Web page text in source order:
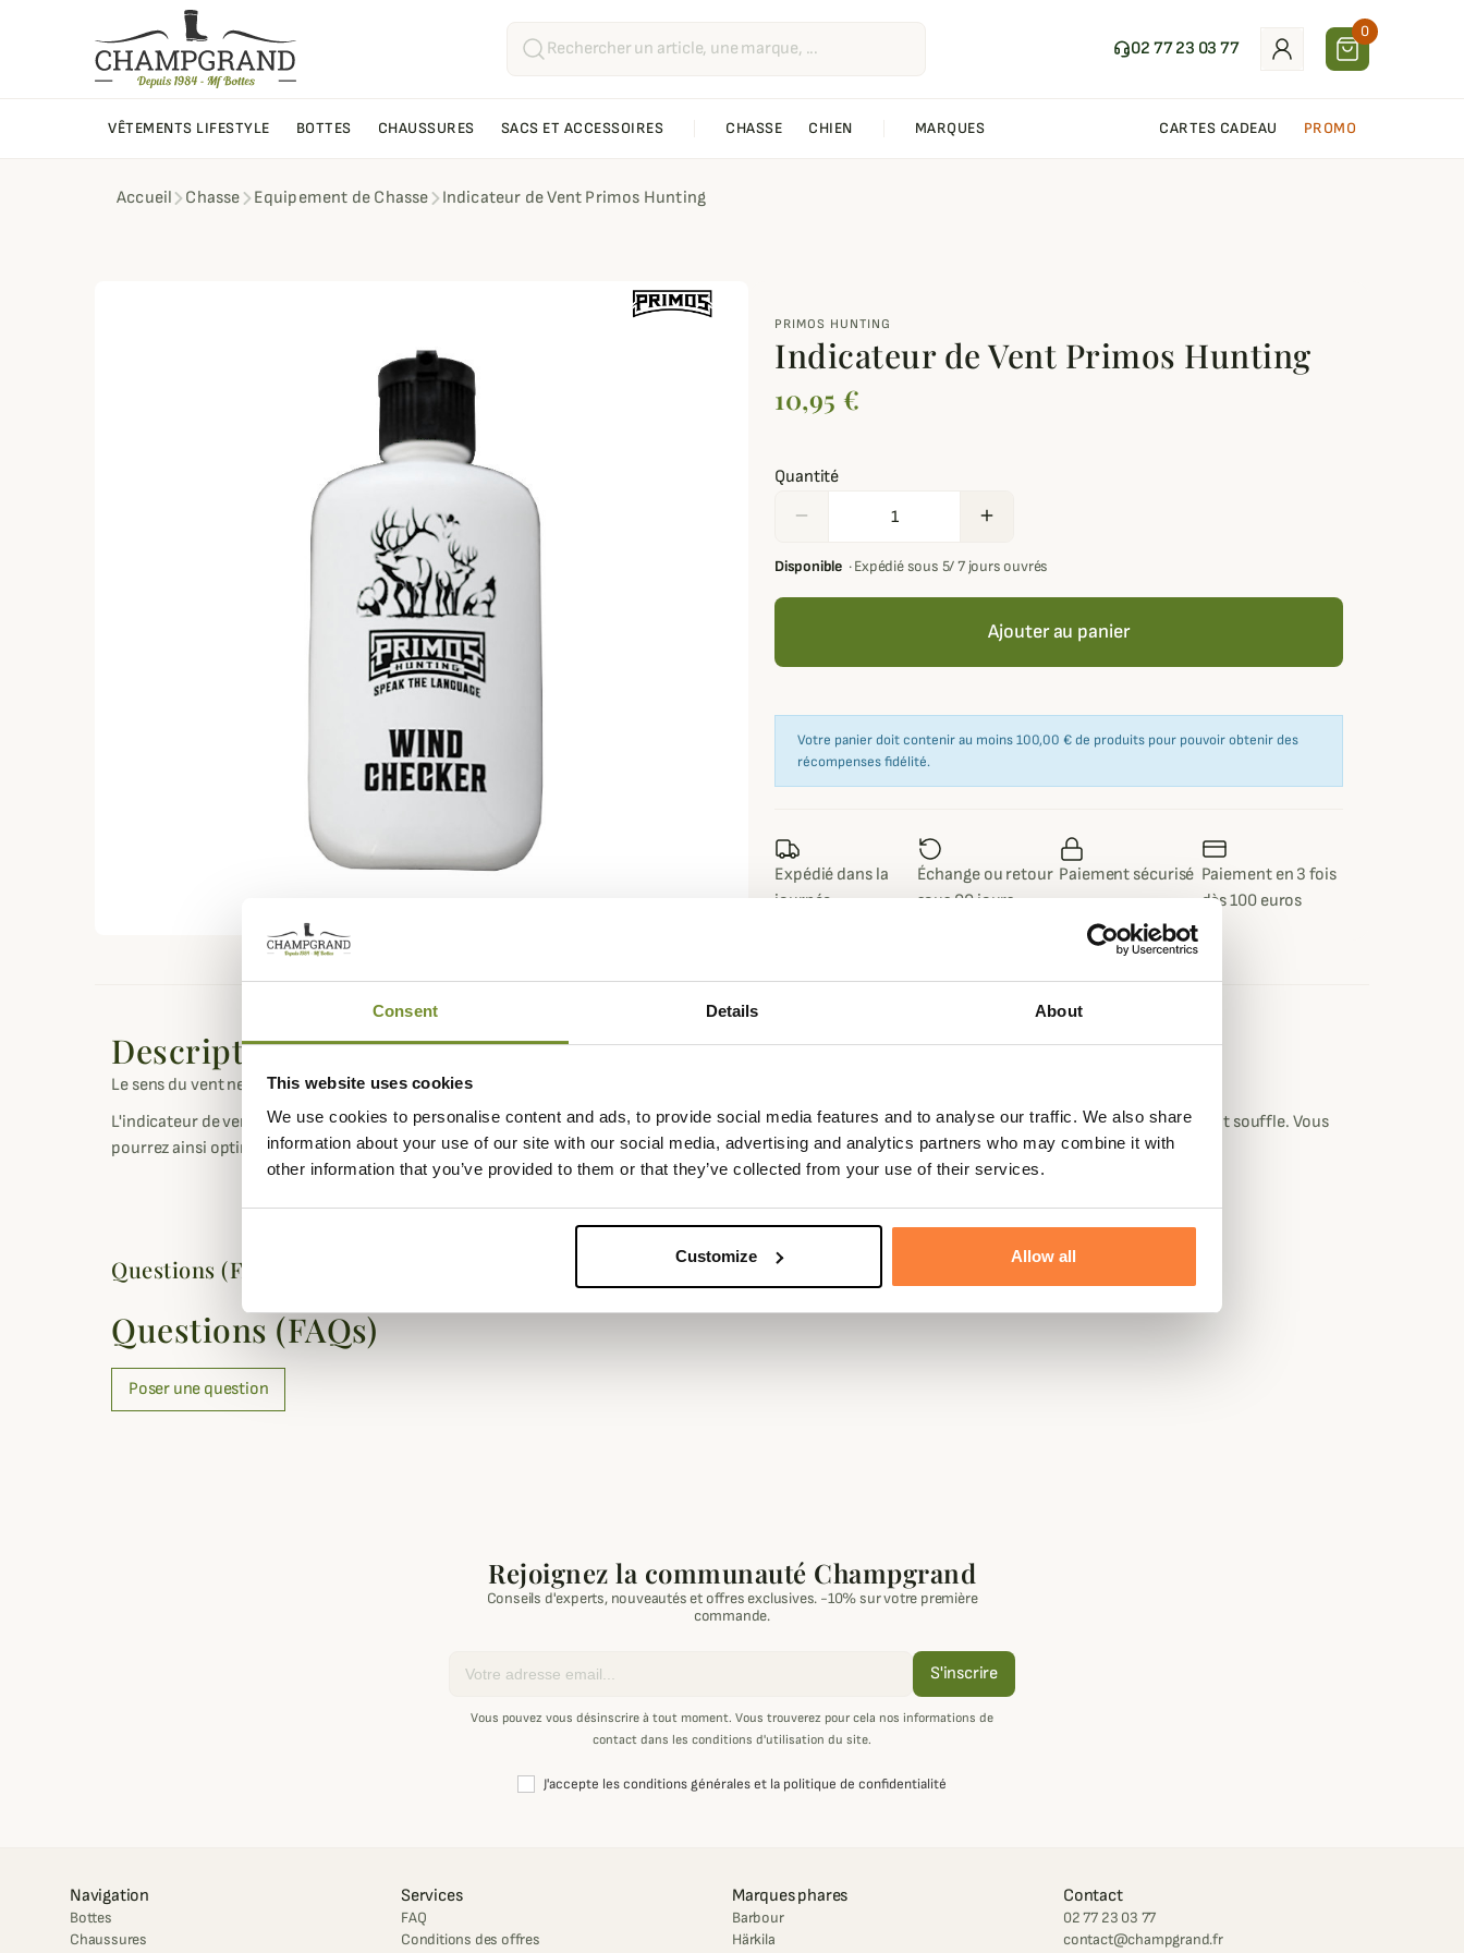
Consent Details About
This website uses cookies
We use cookies to personalise content and ads, to provide social media features and to analyse our traffic. We also share
information about your use of our site with our social media, advertising and analytics partners who may combine it with
other information that you’ve provided to them or that they’ve collected from your use of their services.
Customize Allow all
02 77 23 03 77
0
VÊTEMENTS LIFESTYLE BOTTES CHAUSSURES SACS ET ACCESSOIRES CHASSE CHIEN MARQUES CARTES CADEAU PROMO
Accueil Chasse Equipement de Chasse Indicateur de Vent Primos Hunting
PRIMOS HUNTING
Indicateur de Vent Primos Hunting
10,95 €
Quantité
remove add
Disponible ·Expédié sous 5/ 7 jours ouvrés
Ajouter au panier
Votre panier doit contenir au moins 100,00 € de produits pour pouvoir obtenir des
récompenses fidélité.
Expédié dans la
journée
Échange ou retour
sous 90 jours
Paiement sécurisé Paiement en 3 fois
dès 100 euros
Description
Le sens du vent ne sera plus un secret pour vous grâce à cet indicateur de vent développé par Primos Hunting.
L'indicateur de vent, très simple d'utilisation vous permet grâce à une poudre blanche inodore de connaître instantanément dans quelle direction le vent souffle. Vous
pourrez ainsi optimiser votre action de chasse et éviter au gibier de détecter votre odeur en avançant à contre-sens du vent.
Questions (FAQs)
Questions (FAQs)
Poser une question
Rejoignez la communauté Champgrand
Conseils d'experts, nouveautés et offres exclusives. -10% sur votre première
commande.
S'inscrire
Vous pouvez vous désinscrire à tout moment. Vous trouverez pour cela nos informations de
contact dans les conditions d'utilisation du site.
J'accepte les conditions générales et la politique de confidentialité
Navigation
Bottes
Chaussures
Services
FAQ
Conditions des offres
Marques phares
Barbour
Härkila
Contact
02 77 23 03 77
contact@champgrand.fr